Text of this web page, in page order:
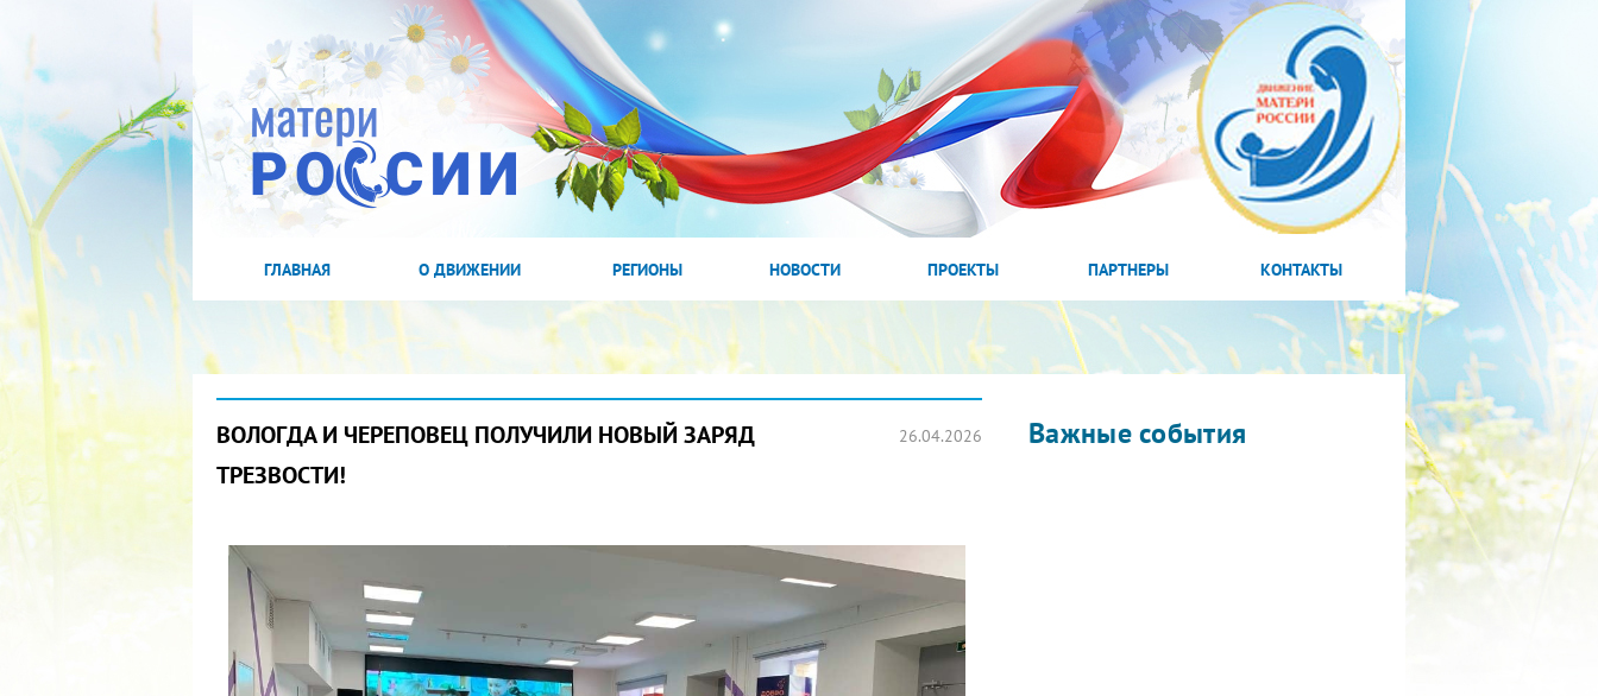
ГЛАВНАЯ О ДВИЖЕНИИ РЕГИОНЫ НОВОСТИ ПРОЕКТЫ ПАРТНЕРЫ КОНТАКТЫ
ВОЛОГДА И ЧЕРЕПОВЕЦ ПОЛУЧИЛИ НОВЫЙ ЗАРЯД
ТРЕЗВОСТИ!
26.04.2026 Важные события